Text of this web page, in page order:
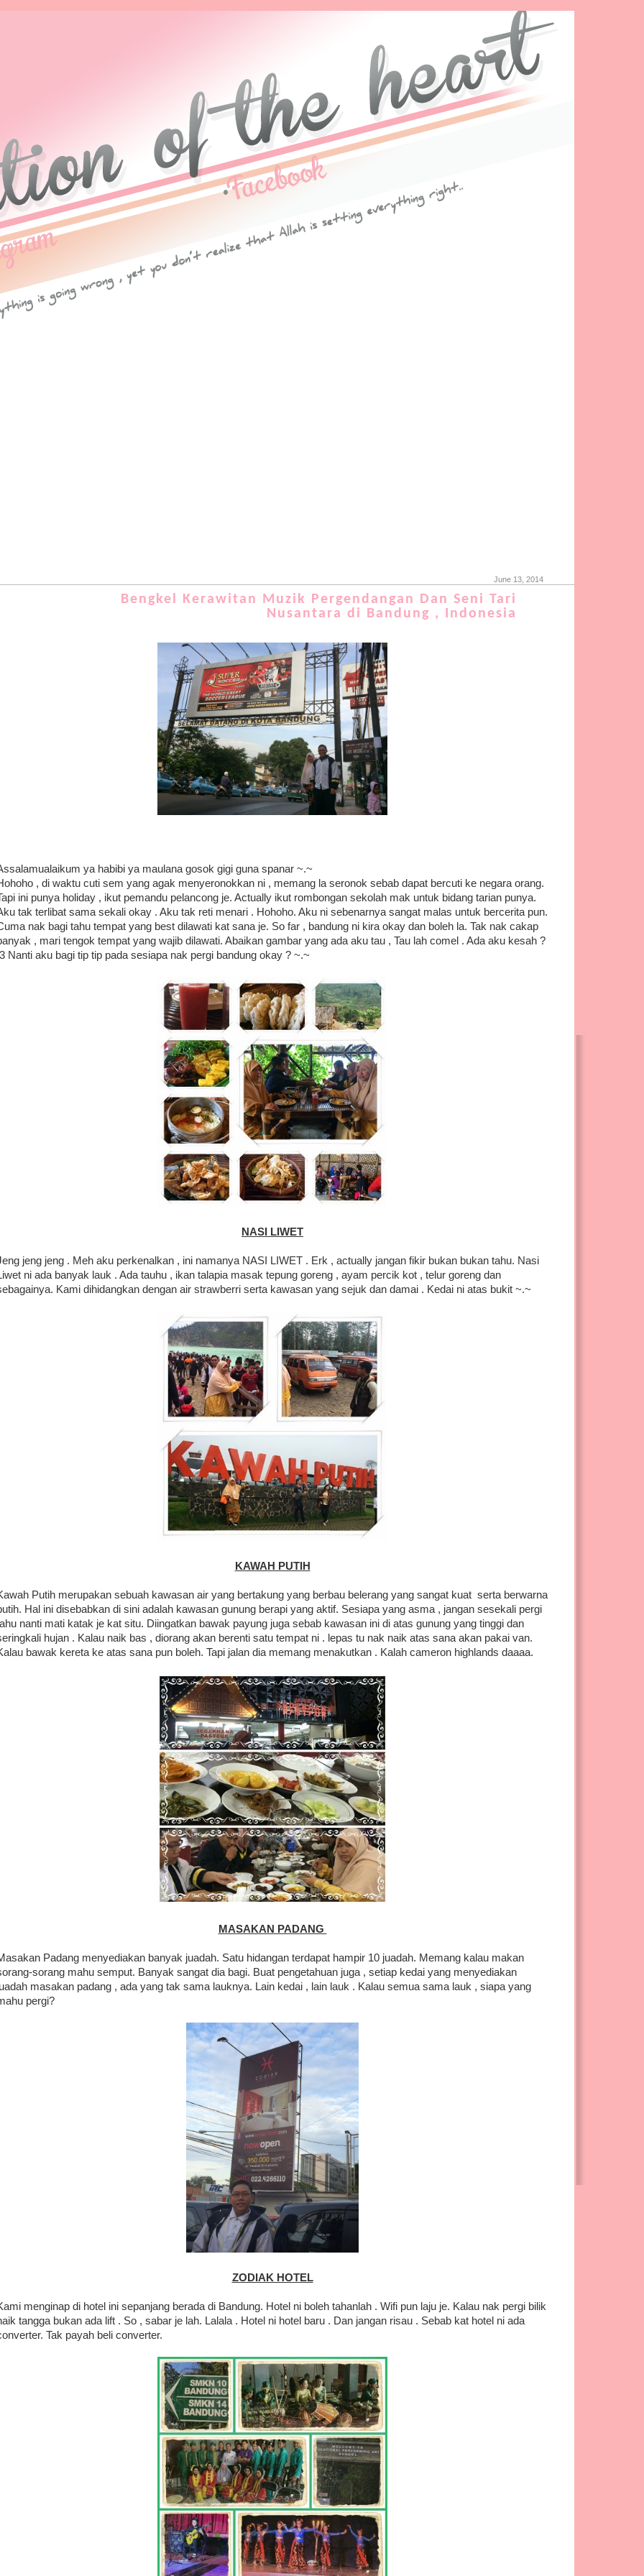
June 13, 2014
Bengkel Kerawitan Muzik Pergendangan Dan Seni Tari
Nusantara di Bandung , Indonesia
ya habibi ya maulana gosok gigi guna spanar ~.~
, di waktu cuti sem yang agak menyeronokkan ni , memang la seronok sebab dapat bercuti ke negara orang.
ini punya holiday , ikut pemandu pelancong je. Actually ikut rombongan sekolah mak untuk bidang tarian punya.
tak terlibat sama sekali okay . Aku tak reti menari . Hohoho. Aku ni sebenarnya sangat malas untuk bercerita pun.
nak bagi tahu tempat yang best dilawati kat sana je. So far , bandung ni kira okay dan boleh la. Tak nak cakap
, mari tengok tempat yang wajib dilawati. Abaikan gambar yang ada aku tau , Tau lah comel . Ada aku kesah ?
Nanti aku bagi tip tip pada sesiapa nak pergi bandung okay ? ~.~
NASI LIWET
jeng jeng . Meh aku perkenalkan , ini namanya NASI LIWET . Erk , actually jangan fikir bukan bukan tahu. Nasi
ni ada banyak lauk . Ada tauhu , ikan talapia masak tepung goreng , ayam percik kot , telur goreng dan
Kami dihidangkan dengan air strawberri serta kawasan yang sejuk dan damai . Kedai ni atas bukit ~.~
KAWAH PUTIH
Putih merupakan sebuah kawasan air yang bertakung yang berbau belerang yang sangat kuat serta berwarna
Hal ini disebabkan di sini adalah kawasan gunung berapi yang aktif. Sesiapa yang asma , jangan sesekali pergi
nanti mati katak je kat situ. Diingatkan bawak payung juga sebab kawasan ini di atas gunung yang tinggi dan
hujan . Kalau naik bas , diorang akan berenti satu tempat ni . lepas tu nak naik atas sana akan pakai van.
bawak kereta ke atas sana pun boleh. Tapi jalan dia memang menakutkan . Kalah cameron highlands daaaa.
MASAKAN PADANG
Padang menyediakan banyak juadah. Satu hidangan terdapat hampir 10 juadah. Memang kalau makan
sorang mahu semput. Banyak sangat dia bagi. Buat pengetahuan juga , setiap kedai yang menyediakan
masakan padang , ada yang tak sama lauknya. Lain kedai , lain lauk . Kalau semua sama lauk , siapa yang
pergi?
ZODIAK HOTEL
menginap di hotel ini sepanjang berada di Bandung. Hotel ni boleh tahanlah . Wifi pun laju je. Kalau nak pergi bilik
tangga bukan ada lift . So , sabar je lah. Lalala . Hotel ni hotel baru . Dan jangan risau . Sebab kat hotel ni ada
Tak payah beli converter.